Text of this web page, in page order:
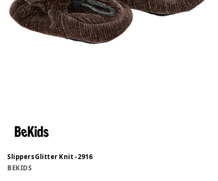
Slippers Glitter Knit - 2916
BEKIDS